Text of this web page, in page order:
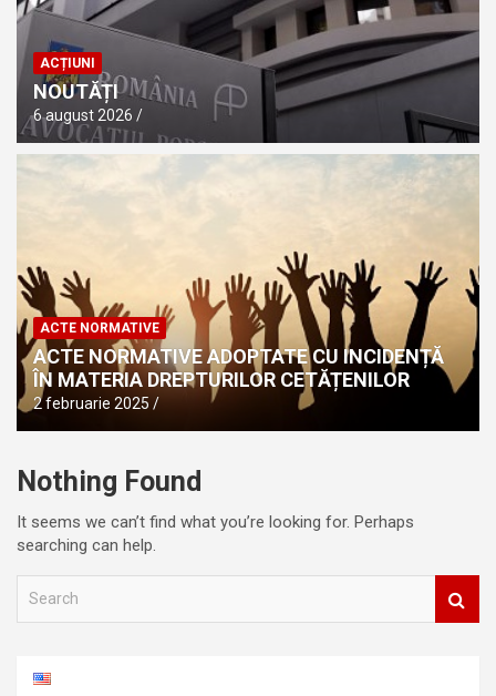
ACȚIUNI
NOUTĂȚI
6 august 2026
ACTE NORMATIVE
ACTE NORMATIVE ADOPTATE CU INCIDENȚĂ
ÎN MATERIA DREPTURILOR CETĂȚENILOR
2 februarie 2025
Nothing Found
It seems we can’t find what you’re looking for. Perhaps
searching can help.